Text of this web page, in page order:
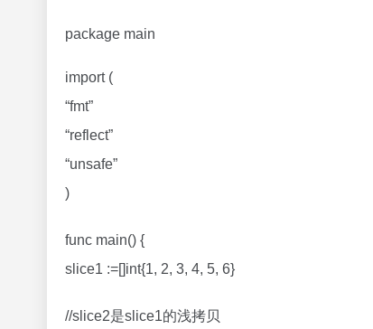
package main
import (
“fmt”
“reflect”
“unsafe”
)
func main() {
slice1 :=[]int{1, 2, 3, 4, 5, 6}
//slice2是slice1的浅拷贝